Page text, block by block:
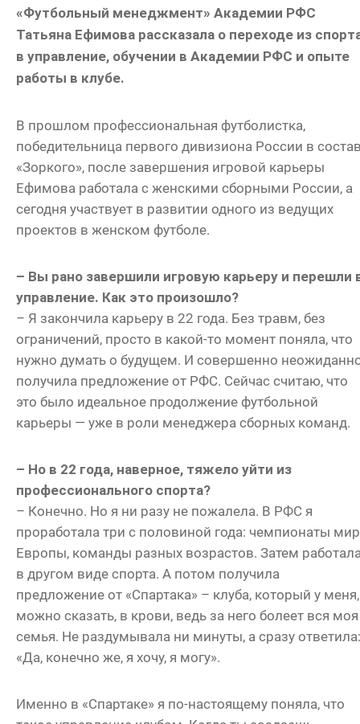
«Футбольный менеджмент» Академии РФС
Татьяна Ефимова рассказала о переходе из
в управление, обучении в Академии РФС и опыте
работы в клубе.
В прошлом профессиональная футболистка,
победительница первого дивизиона России в
«Зоркого», после завершения игровой карьеры
Ефимова работала с женскими сборными России, а
сегодня участвует в развитии одного из ведущих
проектов в женском футболе.
– Вы рано завершили игровую карьеру и перешли
управление. Как это произошло?
– Я закончила карьеру в 22 года. Без травм, без
ограничений, просто в какой-то момент поняла, что
нужно думать о будущем. И совершенно
получила предложение от РФС. Сейчас считаю, что
это было идеальное продолжение футбольной
карьеры — уже в роли менеджера сборных команд.
– Но в 22 года, наверное, тяжело уйти из
профессионального спорта?
– Конечно. Но я ни разу не пожалела. В РФС я
проработала три с половиной года: чемпионаты
Европы, команды разных возрастов. Затем
в другом виде спорта. А потом получила
предложение от «Спартака» – клуба, который у меня,
можно сказать, в крови, ведь за него болеет вся моя
семья. Не раздумывала ни минуты, а сразу ответила:
«Да, конечно же, я хочу, я могу».
Именно в «Спартаке» я по-настоящему поняла, что